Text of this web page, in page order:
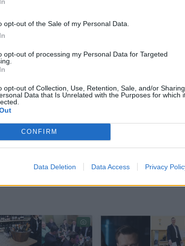
opt-out of the Sale of my Personal Data.
opt-out of processing my Personal Data for Targeted
opt-out of Collection, Use, Retention, Sale, and/or Sharing
Data that Is Unrelated with the Purposes for which
CONFIRM
Data Deletion Data Access Privacy
Lietuvos žmonėms dirbti ne tik
bet ir Vyriausybėje bei Seime.
partija vis dar turi įsipareigojimų
ir taip pat savivaldybėse, kur turime